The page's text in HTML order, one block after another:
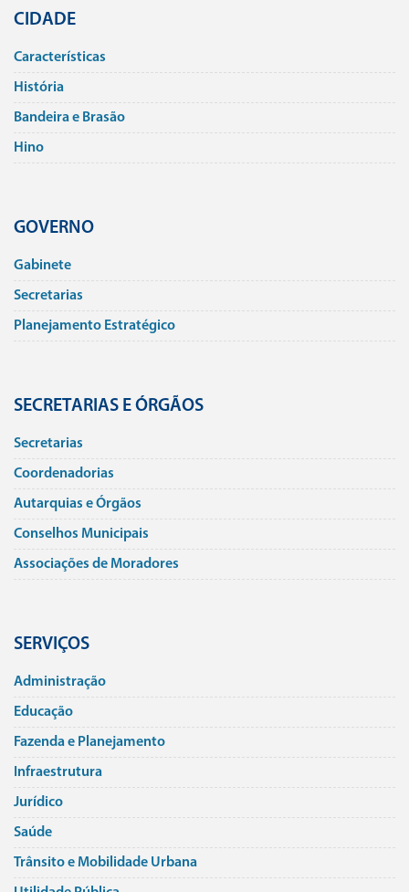
CIDADE
Caracterí­sticas
História
Bandeira e Brasão
Hino
GOVERNO
Gabinete
Secretarias
Planejamento Estratégico
SECRETARIAS E ÓRGÃOS
Secretarias
Coordenadorias
Autarquias e Órgãos
Conselhos Municipais
Associações de Moradores
SERVIÇOS
Administração
Educação
Fazenda e Planejamento
Infraestrutura
Jurí­dico
Saúde
Trânsito e Mobilidade Urbana